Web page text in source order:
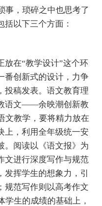
事，琐碎之中也思考了
以下三个方面：
放在“教学设计”这个环
番创新式的设计，力争
投稿发表。语文教育理
语文——余映潮创新教
文教学，要将精力放在
上，利用全年级统一安
。阅读以《语文报》为
文进行深度写作与规范
挥学生的想象力，引
规范写作则以高考作文
学生的成绩的基础上，